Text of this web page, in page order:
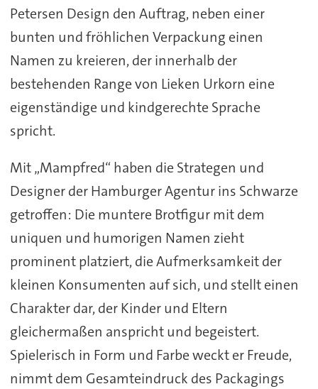
Petersen Design den Auftrag, neben einer
bunten und fröhlichen Verpackung einen
Namen zu kreieren, der innerhalb der
bestehenden Range von Lieken Urkorn eine
eigenständige und kindgerechte Sprache
spricht.
Mit „Mampfred“ haben die Strategen und
Designer der Hamburger Agentur ins Schwarze
getroffen: Die muntere Brotfigur mit dem
uniquen und humorigen Namen zieht
prominent platziert, die Aufmerksamkeit der
kleinen Konsumenten auf sich, und stellt einen
Charakter dar, der Kinder und Eltern
gleichermaßen anspricht und begeistert.
Spielerisch in Form und Farbe weckt er Freude,
nimmt dem Gesamteindruck des Packagings